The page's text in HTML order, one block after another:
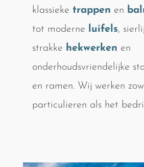
klassieke trappen en
tot moderne luifels,
strakke hekwerken en
onderhoudsvriendelijke
en ramen. Wij werken
particulieren als het